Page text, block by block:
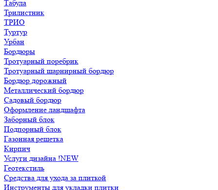
Табула
Трилистник
ТРИО
Туртур
Урбан
Бордюры
Тротуарный поребрик
Тротуарный шарнирный бордюр
Бордюр дорожный
Металлический бордюр
Садовый бордюр
Оформление ландшафта
Заборный блок
Подпорный блок
Газонная решетка
Кирпич
Услуги дизайна !NEW
Геотекстиль
Средства для ухода за плиткой
Инструменты для укладки плитки